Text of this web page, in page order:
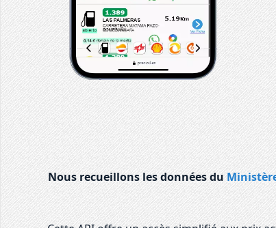
Nous recueillons les données du